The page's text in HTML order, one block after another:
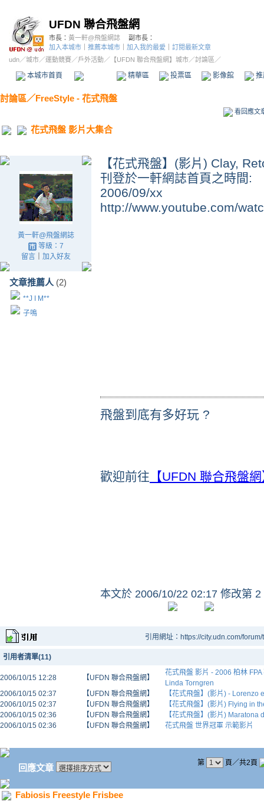
UFDN 聯合飛盤網
市長： 黃一軒@飛盤網誌
副市長：
加入本城市
推薦本城市 加入我的最愛
訂閱最新文章
udn／城市／運動競賽／戶外活動／ 【UFDN 聯合飛盤網】城市／討論區／
本城市首頁 精華區 投票區 影像館
討論區／FreeStyle - 花式飛盤
看回應文
花式飛盤 影片大集合
黃一軒@飛盤網誌
等級：7
留言｜ 加入好友
文章推薦人 (2)
**J I M**
子鳴
【花式飛盤】(影片) Clay,
刊登於一軒網誌首頁之時間:
2006/09/xx
http://www.youtube.com/
飛盤到底有多好玩 ?
歡迎前往 【UFDN 聯合飛盤
本文於 2006/10/22 02:17 修改第 2
引用網址：https://city.udn.com/
引用者清單(11)
2006/10/15 12:28 【UFDN 聯合飛盤網】
花式飛盤 影片 - 2006 柏林
Linda Torngren
2006/10/15 02:37
【UFDN 聯合飛盤網】
【花式飛盤】(影片) -
2006/10/15 02:37
【UFDN 聯合飛盤網】
【花式飛盤】(影片) Flying in
2006/10/15 02:36
【UFDN 聯合飛盤網】
【花式飛盤】(影片)
2006/10/15 02:36
【UFDN 聯合飛盤網】 花式飛盤 世界冠軍 示範影片
回應文章 第 頁／共2頁
Fabiosis Freestyle Frisbee